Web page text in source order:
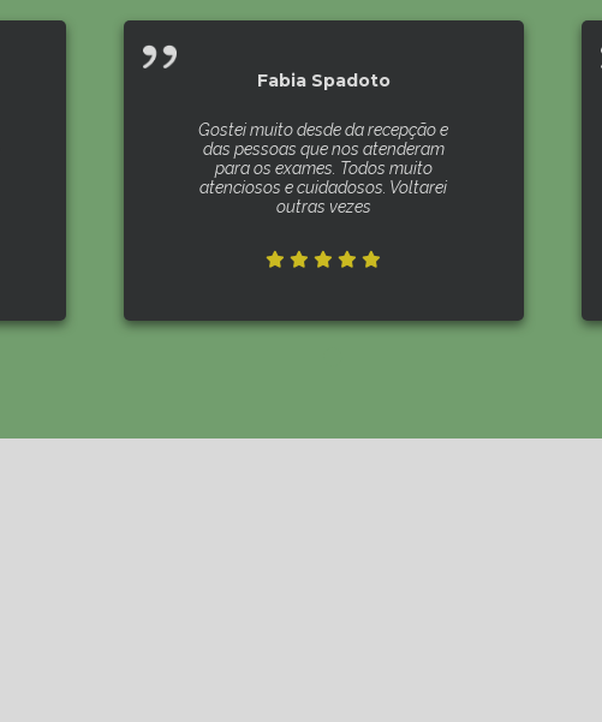
Fabia Spadoto
Gostei muito desde da recepção e
das pessoas que nos atenderam
para os exames. Todos muito
atenciosos e cuidadosos. Voltarei
outras vezes